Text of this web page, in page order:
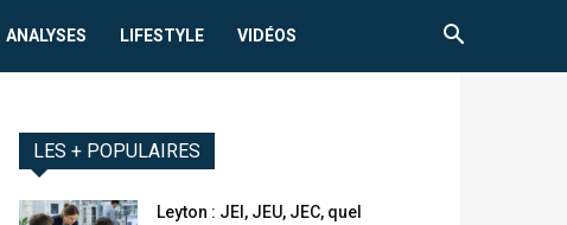
ANALYSES LIFESTYLE VIDÉOS
LES + POPULAIRES
Leyton : JEI, JEU, JEC, quel